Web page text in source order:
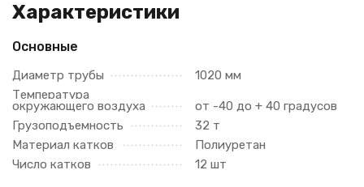
Характеристики
Основные
Диаметр трубы
1020 мм
Температура
окружающего воздуха
от -40 до + 40 градусов
Грузоподъемность
32 т
Материал катков
Полиуретан
Число катков
12 шт